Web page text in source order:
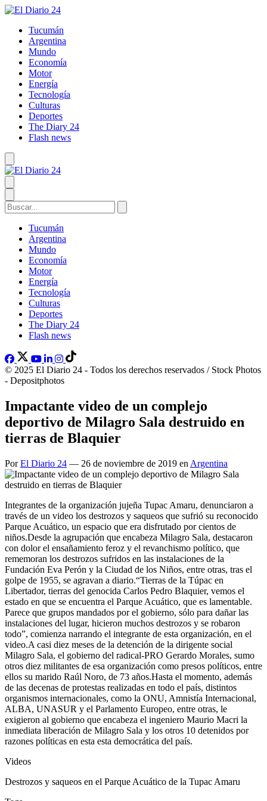
Tucumán
Argentina
Mundo
Economía
Motor
Energía
Tecnología
Culturas
Deportes
The Diary 24
Flash news
Tucumán
Argentina
Mundo
Economía
Motor
Energía
Tecnología
Culturas
Deportes
The Diary 24
Flash news
© 2025 El Diario 24 - Todos los derechos reservados / Stock Photos
- Depositphotos
Impactante video de un complejo
deportivo de Milagro Sala destruido en
tierras de Blaquier
PorEl Diario 24 — 26 de noviembre de 2019 en Argentina
Integrantes de la organización jujeña Tupac Amaru, denunciaron a
través de un video los destrozos y saqueos que sufrió su reconocido
Parque Acuático, un espacio que era disfrutado por cientos de
niños.Desde la agrupación que encabeza Milagro Sala, destacaron
con dolor el ensañamiento feroz y el revanchismo político, que
rememoran los destrozos sufridos en las instalaciones de la
Fundación Eva Perón y la Ciudad de los Niños, entre otras, tras el
golpe de 1955, se agravan a diario.“Tierras de la Túpac en
Libertador, tierras del genocida Carlos Pedro Blaquier, vemos el
estado en que se encuentra el Parque Acuático, que es lamentable.
Parece que grupos mandados por el gobierno, sólo para dañar las
instalaciones del lugar, hicieron muchos destrozos y se robaron
todo”, comienza narrando el integrante de esta organización, en el
video.A casi diez meses de la detención de la dirigente social
Milagro Sala, el gobierno del radical-PRO Gerardo Morales, sumo
otros diez militantes de esa organización como presos políticos, entre
ellos su marido Raúl Noro, de 73 años.Hasta el momento, además
de las decenas de protestas realizadas en todo el país, distintos
organismos internacionales, como la ONU, Amnistía Internacional,
ALBA, UNASUR y el Parlamento Europeo, entre otras, le
exigieron al gobierno que encabeza el ingeniero Maurio Macri la
inmediata liberación de Milagro Sala y los otros 10 detenidos por
razones políticas en esta esta democrática del país.
Videos
Destrozos y saqueos en el Parque Acuático de la Tupac Amaru